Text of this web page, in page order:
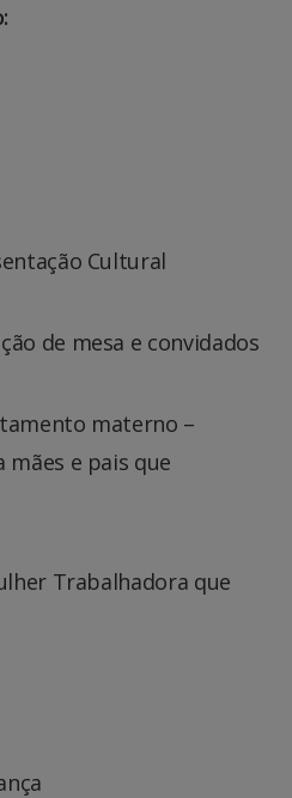
Cultural
de mesa e convidados
materno –
e pais que
Trabalhadora que